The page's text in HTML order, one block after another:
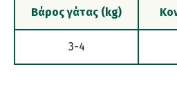
Βάρος γάτας (kg)
3-4